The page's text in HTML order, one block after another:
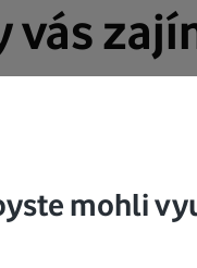
vás
mohli